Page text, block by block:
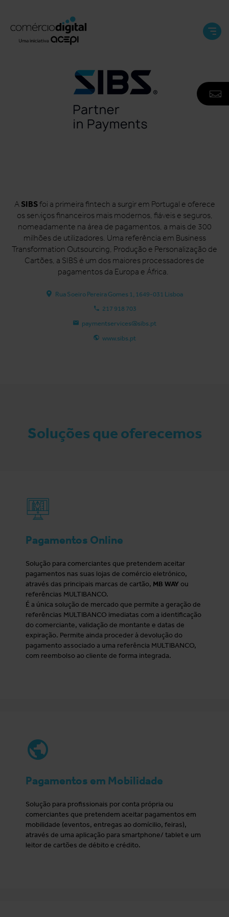
e
ASIBSfoi a primeira fintech a surgir em Portugal e oferece
os serviços financeiros mais modernos, fiáveis ​​e seguros,
nomeadamente na área de pagamentos, a mais de 300
milhões de utilizadores. Uma referência em Business
Transformation Outsourcing, Produção e Personalização de
Cartões, a SIBS é um dos maiores processadores de
pagamentos da Europa e África.
Rua Soeiro Pereira Gomes 1, 1649-031 Lisboa
217 918 703
paymentservices@sibs.pt
www.sibs.pt
Soluções que oferecemos
Pagamentos Online
Solução para comerciantes que pretendem aceitar
pagamentos nas suas lojas de comércio eletrónico,
através das principais marcas de cartão, MB WAYou
referências MULTIBANCO.
É a única solução de mercado que permite a geração de
referências MULTIBANCO imediatas com a identificação
do comerciante, validação de montante e datas de
expiração. Permite ainda proceder à devolução do
pagamento associado a uma referência MULTIBANCO,
com reembolso ao cliente de forma integrada.
Pagamentos em Mobilidade
Solução para profissionais por conta própria ou
comerciantes que pretendem aceitar pagamentos em
mobilidade (eventos, entregas ao domícilio, feiras),
através de uma aplicação para smartphone/ tablet e um
leitor de cartões de débito e crédito.